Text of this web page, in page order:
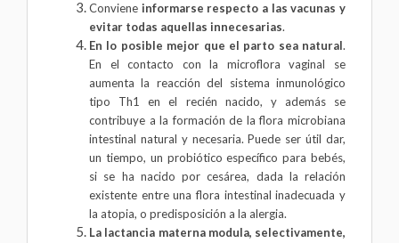
Conviene informarse respecto a las vacunas y
evitar todas aquellas innecesarias.
En lo posible mejor que el parto sea natural.
En el contacto con la microflora vaginal se
aumenta la reacción del sistema inmunológico
tipo Th1 en el recién nacido, y además se
contribuye a la formación de la flora microbiana
intestinal natural y necesaria. Puede ser útil dar,
un tiempo, un probiótico específico para bebés,
si se ha nacido por cesárea, dada la relación
existente entre una flora intestinal inadecuada y
la atopia, o predisposición a la alergia.
La lactancia materna modula, selectivamente,